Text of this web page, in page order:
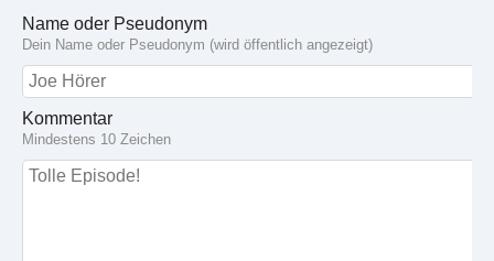
Name oder Pseudonym
Dein Name oder Pseudonym (wird öffentlich angezeigt)
Kommentar
Mindestens 10 Zeichen